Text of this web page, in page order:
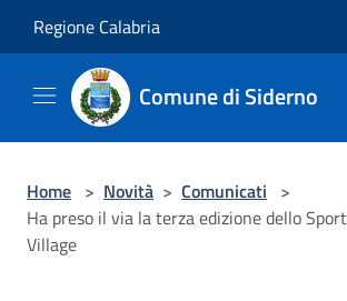
Regione Calabria
Comune di Siderno
Home > Novità > Comunicati >
Ha preso il via la terza edizione dello
Village